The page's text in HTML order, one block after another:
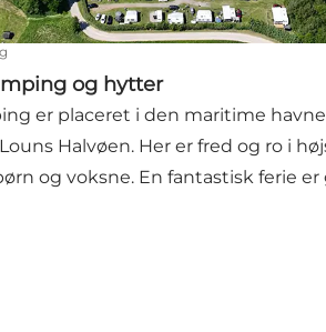
og hytter
er placeret i den maritime
Halvøen. Her er fred og ro i
og voksne. En fantastisk ferie